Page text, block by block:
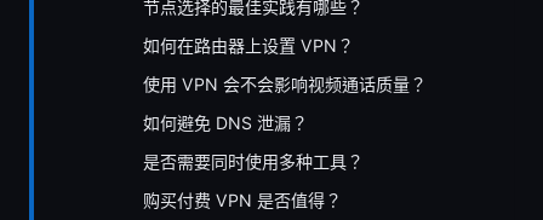
节点选择的最佳实践有哪些？
如何在路由器上设置 VPN？
使用 VPN 会不会影响视频通话质量？
如何避免 DNS 泄漏？
是否需要同时使用多种工具？
购买付费 VPN 是否值得？